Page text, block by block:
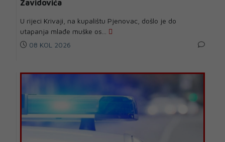
Zavidovića
U rijeci Krivaji, na kupalištu Pjenovac, došlo je do
utapanja mlađe muške os...
08 KOL 2026